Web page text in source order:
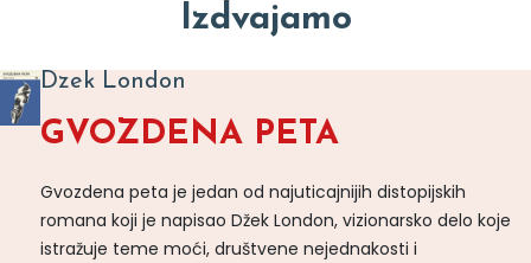
Izdvajamo
Dzek London
GVOZDENA PETA
Gvozdena peta je jedan od najuticajnijih distopijskih
romana koji je napisao Džek London, vizionarsko delo koje
istražuje teme moći, društvene nejednakosti i